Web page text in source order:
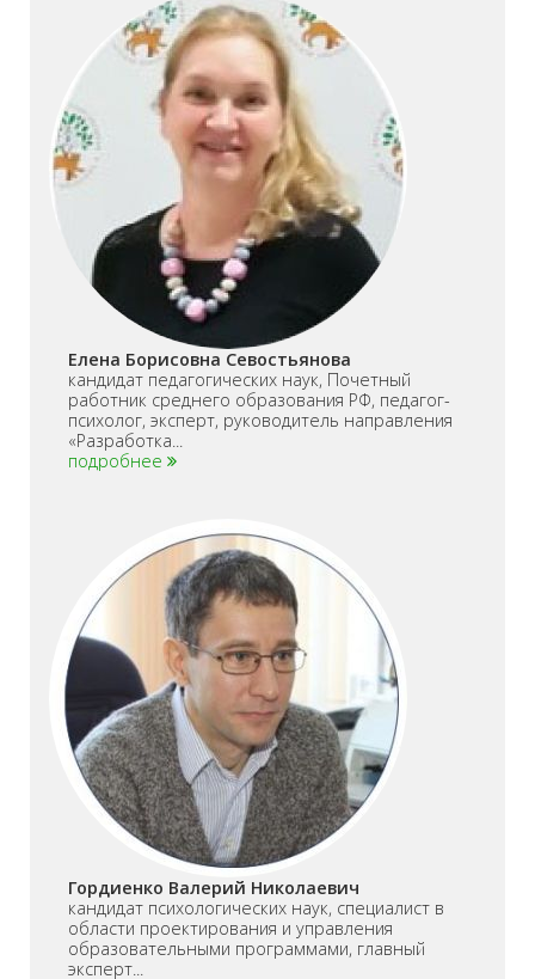
Елена Борисовна Севостьянова
кандидат педагогических наук, Почетный
работник среднего образования РФ, педагог-
психолог, эксперт, руководитель направления
«Разработка...
подробнее
Гордиенко Валерий Николаевич
кандидат психологических наук, специалист в
области проектирования и управления
образовательными программами, главный
эксперт...